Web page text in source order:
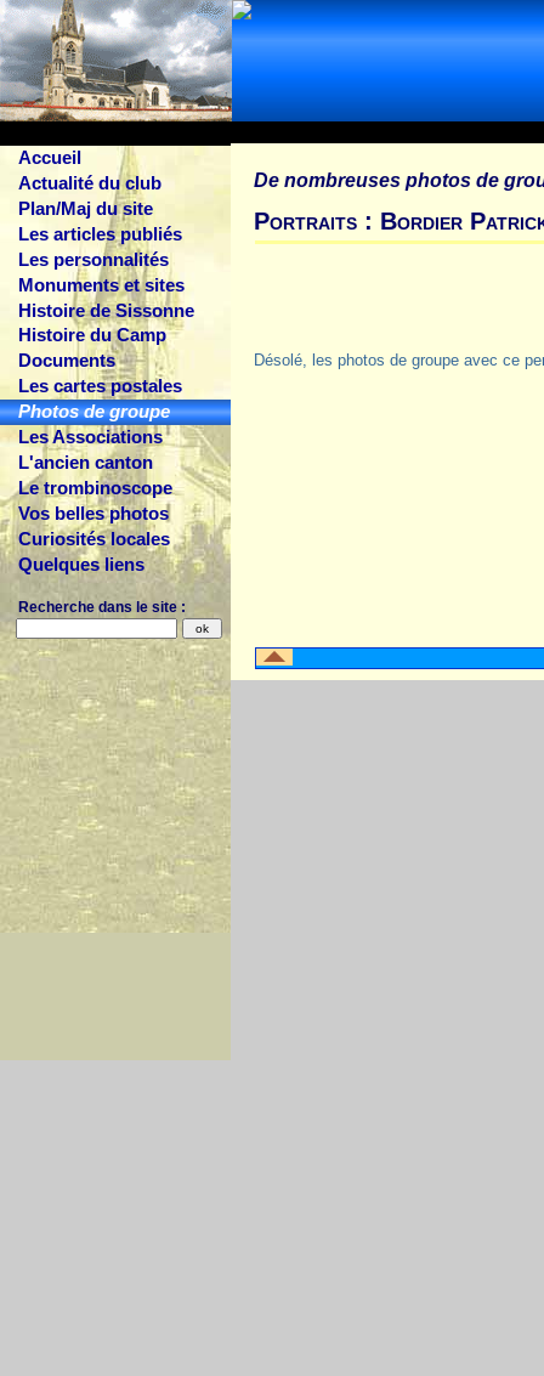
Accueil
Actualité du club
Plan/Maj du site
Les articles publiés
Les personnalités
Monuments et sites
Histoire de Sissonne
Histoire du Camp
Documents
Les cartes postales
Photos de groupe
Les Associations
L'ancien canton
Le trombinoscope
Vos belles photos
Curiosités locales
Quelques liens
Recherche dans le site :
De nombreuses photos de
Portraits : Bordier
Désolé, les photos de groupe avec ce